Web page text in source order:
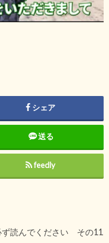
シェア
送る
feedly
ず読んでください その11